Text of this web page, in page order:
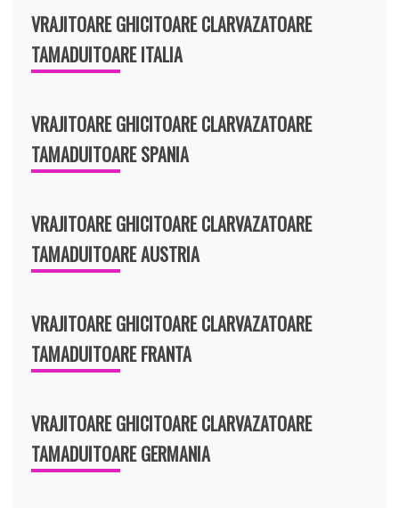
VRAJITOARE GHICITOARE CLARVAZATOARE
TAMADUITOARE ITALIA
VRAJITOARE GHICITOARE CLARVAZATOARE
TAMADUITOARE SPANIA
VRAJITOARE GHICITOARE CLARVAZATOARE
TAMADUITOARE AUSTRIA
VRAJITOARE GHICITOARE CLARVAZATOARE
TAMADUITOARE FRANTA
VRAJITOARE GHICITOARE CLARVAZATOARE
TAMADUITOARE GERMANIA